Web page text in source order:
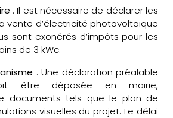
: Il est nécessaire de déclarer les
vente d’électricité photovoltaïque
sont exonérés d’impôts pour les
de 3 kWc.
: Une déclaration préalable
être déposée en mairie,
documents tels que le plan de
visuelles du projet. Le délai